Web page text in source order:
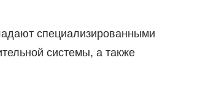
специализированными
системы, а также